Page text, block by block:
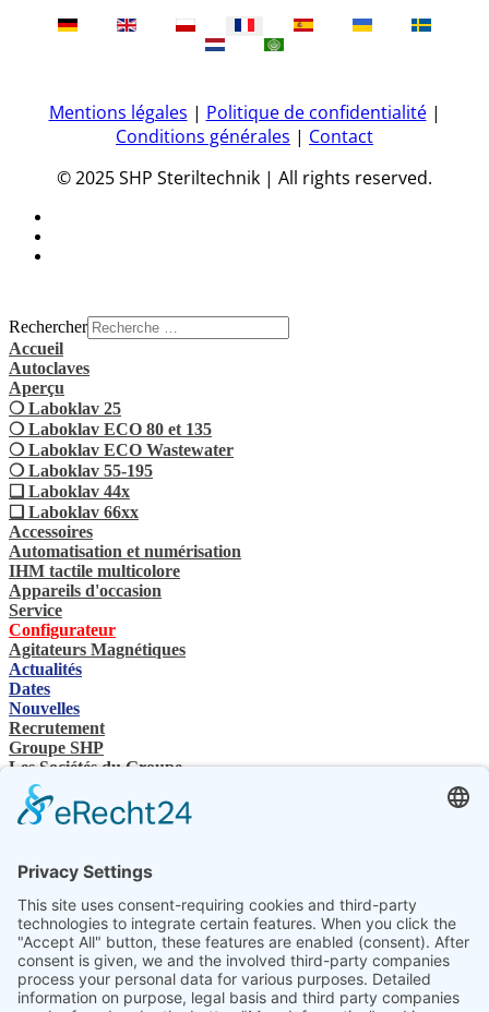
Mentions légales | Politique de confidentialité|
Conditions générales | Contact
© 2025 SHP Steriltechnik | All rights reserved.
Rechercher
Accueil
Autoclaves
Aperçu
❍ Laboklav 25
❍ Laboklav ECO 80 et 135
❍ Laboklav ECO Wastewater
❍ Laboklav 55-195
❏ Laboklav 44x
❏ Laboklav 66xx
Accessoires
Automatisation et numérisation
IHM tactile multicolore
Appareils d'occasion
Service
Configurateur
Agitateurs Magnétiques
Actualités
Dates
Nouvelles
Recrutement
Groupe SHP
Les Sociétés du Groupe
Contacts
Nous contactez
Revendeurs spécialisés
Téléchargements SHP
Sélectionnez votre langue
DE
EN